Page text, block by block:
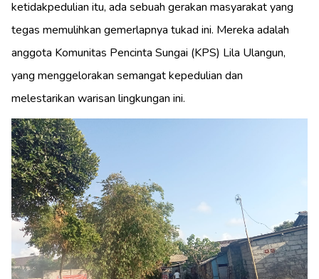
ketidakpedulian itu, ada sebuah gerakan masyarakat yang
tegas memulihkan gemerlapnya tukad ini. Mereka adalah
anggota Komunitas Pencinta Sungai (KPS) Lila Ulangun,
yang menggelorakan semangat kepedulian dan
melestarikan warisan lingkungan ini.